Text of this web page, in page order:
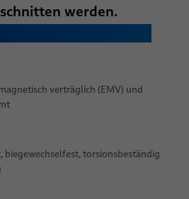
werden.
verträglich (EMV) und
biegewechselfest, torsionsbeständig